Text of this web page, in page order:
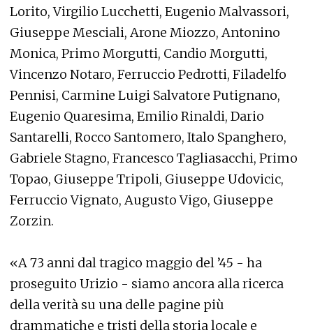
Lorito, Virgilio Lucchetti, Eugenio Malvassori,
Giuseppe Mesciali, Arone Miozzo, Antonino
Monica, Primo Morgutti, Candio Morgutti,
Vincenzo Notaro, Ferruccio Pedrotti, Filadelfo
Pennisi, Carmine Luigi Salvatore Putignano,
Eugenio Quaresima, Emilio Rinaldi, Dario
Santarelli, Rocco Santomero, Italo Spanghero,
Gabriele Stagno, Francesco Tagliasacchi, Primo
Topao, Giuseppe Tripoli, Giuseppe Udovicic,
Ferruccio Vignato, Augusto Vigo, Giuseppe
Zorzin.
«A 73 anni dal tragico maggio del ’45 - ha
proseguito Urizio - siamo ancora alla ricerca
della verità su una delle pagine più
drammatiche e tristi della storia locale e